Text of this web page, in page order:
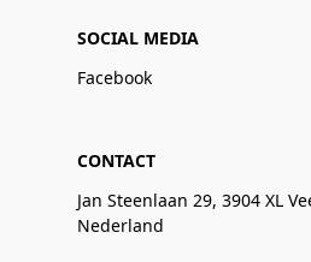
SOCIAL MEDIA
Facebook
CONTACT
Jan Steenlaan 29, 3904 XL
Nederland